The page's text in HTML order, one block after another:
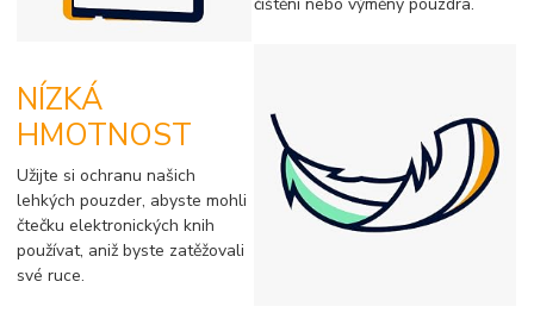
čištění nebo výměny pouzdra.
NÍZKÁ
HMOTNOST
Užijte si ochranu našich
lehkých pouzder, abyste mohli
čtečku elektronických knih
používat, aniž byste zatěžovali
své ruce.